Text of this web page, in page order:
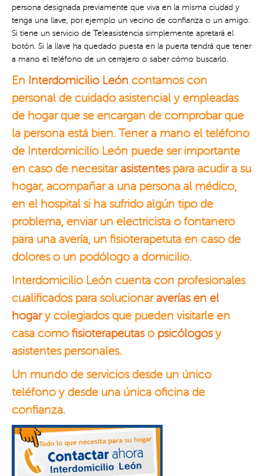
persona designada previamente que viva en la misma ciudad y
tenga una llave, por ejemplo un vecino de confianza o un amigo.
Si tiene un servicio de Teleasistencia simplemente apretará el
botón. Si la llave ha quedado puesta en la puerta tendrá que tener
a mano el teléfono de un cerrajero o saber cómo buscarlo.
En Interdomicilio León contamos con
personal de cuidado asistencial y empleadas
de hogar que se encargan de comprobar que
la persona está bien. Tener a mano el teléfono
de Interdomicilio León puede ser importante
en caso de necesitarasistentespara acudir a su
hogar, acompañar a una persona al médico,
en el hospital si ha sufrido algún tipo de
problema, enviar un electricista o fontanero
para una avería, un fisioterapetuta en caso de
dolores o un podólogo a domicilio.
Interdomicilio León cuenta con profesionales
cualificados para solucionaraverías en el
hogary colegiados que pueden visitarle en
casa comofisioterapeutaso psicólogosy
asistentes personales.
Un mundo de servicios desde un único
teléfono y desde una única oficina de
confianza.